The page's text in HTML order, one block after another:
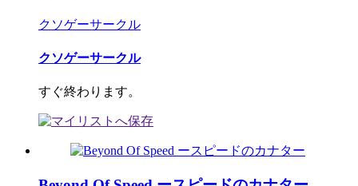
クソゲーサークル
クソゲーサークル
すぐ終わります。